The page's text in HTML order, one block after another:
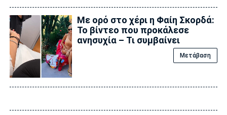
Με ορό στο χέρι η Φαίη Σκορδά:
Το βίντεο που προκάλεσε
ανησυχία – Τι συμβαίνει
Μετάβαση